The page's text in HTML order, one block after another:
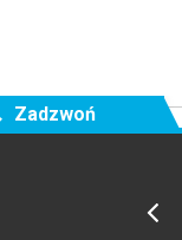
Zadzwoń